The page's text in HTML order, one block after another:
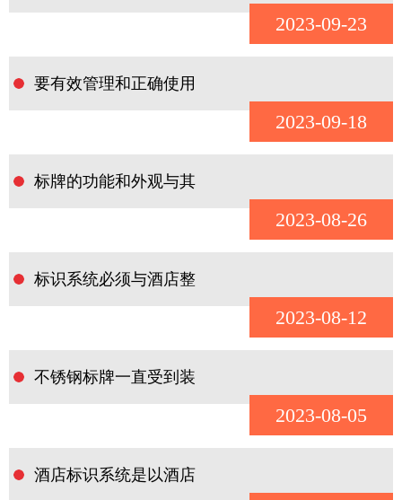
2023-09-23
要有效管理和正确使用
2023-09-18
标牌的功能和外观与其
2023-08-26
标识系统必须与酒店整
2023-08-12
不锈钢标牌一直受到装
2023-08-05
酒店标识系统是以酒店